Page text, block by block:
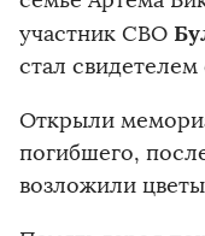
участник СВО
стал свидетелем
Открыли
погибшего,
возложили